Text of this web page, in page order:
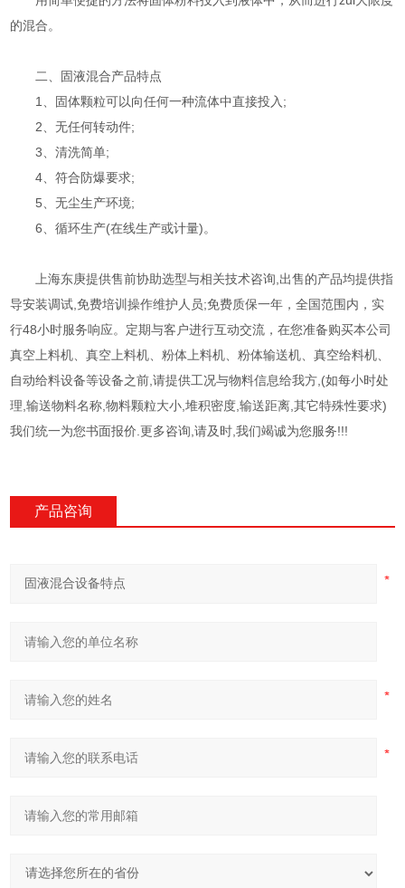
的混合。
二、固液混合产品特点
1、固体颗粒可以向任何一种流体中直接投入;
2、无任何转动件;
3、清洗简单;
4、符合防爆要求;
5、无尘生产环境;
6、循环生产(在线生产或计量)。
上海东庚提供售前协助选型与相关技术咨询,出售的产品均提供指
导安装调试,免费培训操作维护人员;免费质保一年，全国范围内，实
行48小时服务响应。定期与客户进行互动交流，在您准备购买本公司
真空上料机、真空上料机、粉体上料机、粉体输送机、真空给料机、
自动给料设备等设备之前,请提供工况与物料信息给我方,(如每小时处
理,输送物料名称,物料颗粒大小,堆积密度,输送距离,其它特殊性要求)
我们统一为您书面报价.更多咨询,请及时,我们竭诚为您服务!!!
产品咨询